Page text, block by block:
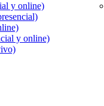
y online)
y online)